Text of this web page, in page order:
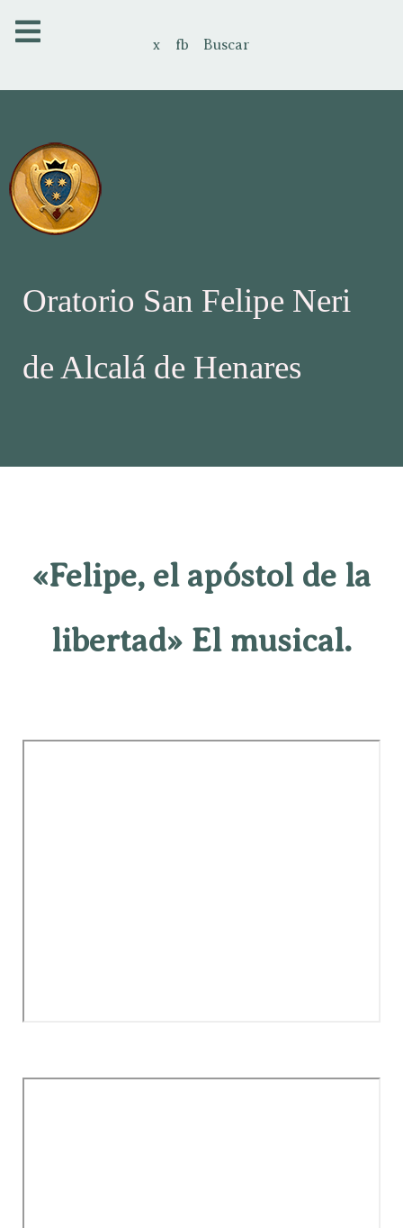
x fb Buscar
Oratorio San Felipe Neri
de Alcalá de Henares
«Felipe, el apóstol de la
libertad» El musical.